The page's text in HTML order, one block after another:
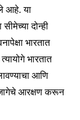
आहे. या
दोन्ही
भारतात
भारतात
आणि
जागेचे आरक्षण करून